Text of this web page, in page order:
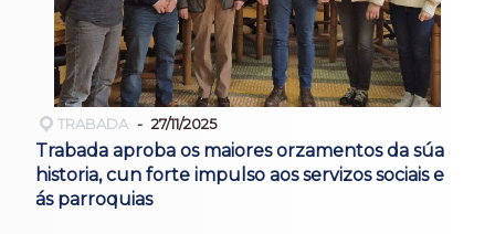
TRABADA 27/11/2025
Trabada aproba os maiores orzamentos da súa
historia, cun forte impulso aos servizos sociais e
ás parroquias